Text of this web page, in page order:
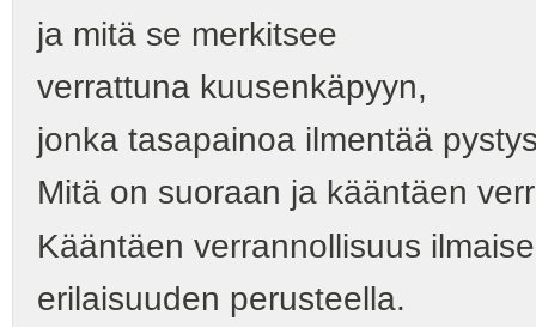
ja mitä se merkitsee
verrattuna kuusenkäpyyn,
jonka tasapainoa ilmentää
Mitä on suoraan ja kääntäen
Kääntäen verrannollisuus
erilaisuuden perusteella.